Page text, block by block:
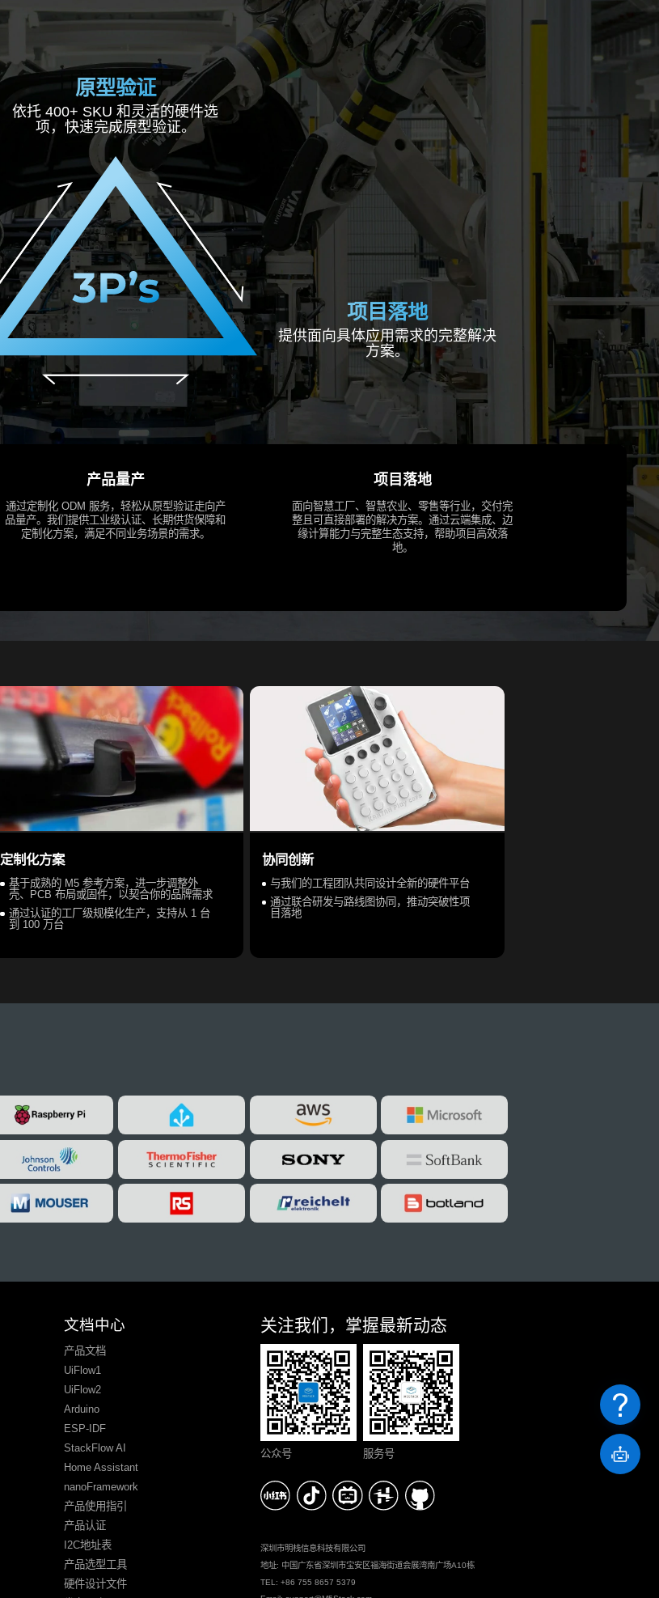
原型验证
依托 400+ SKU 和灵活的硬件选
项，快速完成原型验证。
项目落地
提供面向具体应用需求的完整解决
方案。
产品量产
通过定制化 ODM 服务，轻松从原型验证走向产
品量产。我们提供工业级认证、长期供货保障和
定制化方案，满足不同业务场景的需求。
项目落地
面向智慧工厂、智慧农业、零售等行业，交付完
整且可直接部署的解决方案。通过云端集成、边
缘计算能力与完整生态支持，帮助项目高效落
地。
定制化方案
基于成熟的 M5 参考方案，进一步调整外
壳、PCB 布局或固件，以契合你的品牌需求
通过认证的工厂级规模化生产，支持从 1 台
到 100 万台
协同创新
与我们的工程团队共同设计全新的硬件平台
通过联合研发与路线图协同，推动突破性项
目落地
文档中心
产品文档
UiFlow1
UiFlow2
Arduino
ESP-IDF
StackFlow AI
Home Assistant
nanoFramework
产品使用指引
产品认证
I2C地址表
产品选型工具
硬件设计文件
关注我们，掌握最新动态
公众号 服务号
深圳市明栈信息科技有限公司
地址: 中国广东省深圳市宝安区福海街道会展湾南广场A10栋
TEL: +86 755 8657 5379